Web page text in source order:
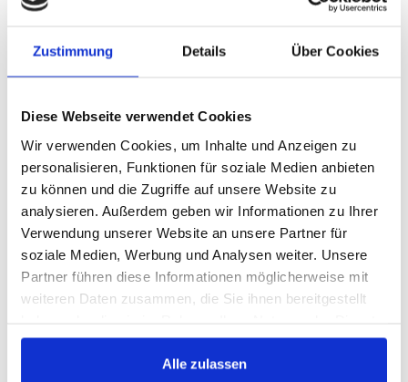
Zustimmung Details Über Cookies
Diese Webseite verwendet Cookies
Wir verwenden Cookies, um Inhalte und Anzeigen zu
personalisieren, Funktionen für soziale Medien anbieten
zu können und die Zugriffe auf unsere Website zu
analysieren. Außerdem geben wir Informationen zu Ihrer
Verwendung unserer Website an unsere Partner für
soziale Medien, Werbung und Analysen weiter. Unsere
Partner führen diese Informationen möglicherweise mit
weiteren Daten zusammen, die Sie ihnen bereitgestellt
gesammelt haben.
Alle zulassen
Transportervermietung